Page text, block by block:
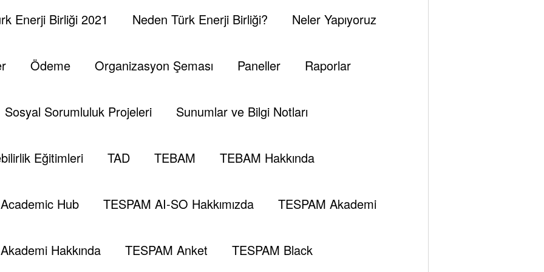
Enerji Birliği 2021 Neden Türk Enerji Birliği? Neler Yapıyoruz
Ödeme Organizasyon Şeması Paneller Raporlar
Sosyal Sorumluluk Projeleri Sunumlar ve Bilgi Notları
Eğitimleri TAD TEBAM TEBAM Hakkında
Hub TESPAM AI-SO Hakkımızda TESPAM Akademi
Hakkında TESPAM Anket TESPAM Black
Opec Selman Bin Abdülaziz Veliaht Muhammed Bin Selman Kimdi